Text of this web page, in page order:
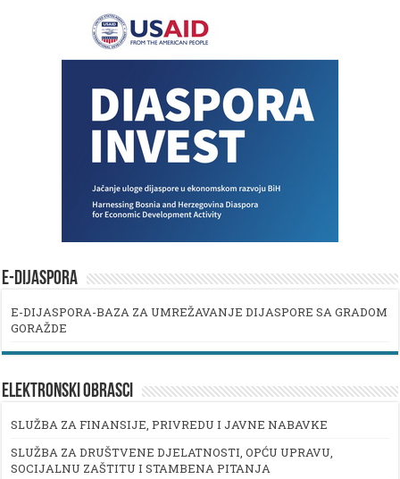
E-DIJASPORA
E-DIJASPORA-BAZA ZA UMREŽAVANJE DIJASPORE SA GRADOM
GORAŽDE
ELEKTRONSKI OBRASCI
SLUŽBA ZA FINANSIJE, PRIVREDU I JAVNE NABAVKE
SLUŽBA ZA DRUŠTVENE DJELATNOSTI, OPĆU UPRAVU,
SOCIJALNU ZAŠTITU I STAMBENA PITANJA